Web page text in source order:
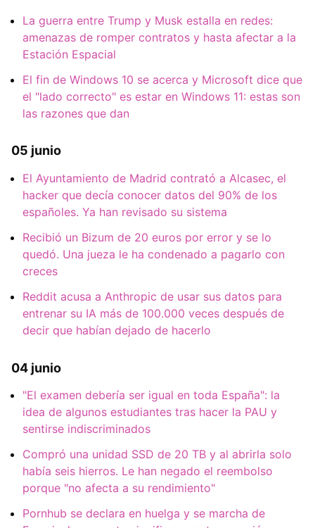
La guerra entre Trump y Musk estalla en redes:
amenazas de romper contratos y hasta afectar a la
Estación Espacial
El fin de Windows 10 se acerca y Microsoft dice que
el "lado correcto" es estar en Windows 11: estas son
las razones que dan
05 junio
El Ayuntamiento de Madrid contrató a Alcasec, el
hacker que decía conocer datos del 90% de los
españoles. Ya han revisado su sistema
Recibió un Bizum de 20 euros por error y se lo
quedó. Una jueza le ha condenado a pagarlo con
creces
Reddit acusa a Anthropic de usar sus datos para
entrenar su IA más de 100.000 veces después de
decir que habían dejado de hacerlo
04 junio
"El examen debería ser igual en toda España": la
idea de algunos estudiantes tras hacer la PAU y
sentirse indiscriminados
Compró una unidad SSD de 20 TB y al abrirla solo
había seis hierros. Le han negado el reembolso
porque "no afecta a su rendimiento"
Pornhub se declara en huelga y se marcha de